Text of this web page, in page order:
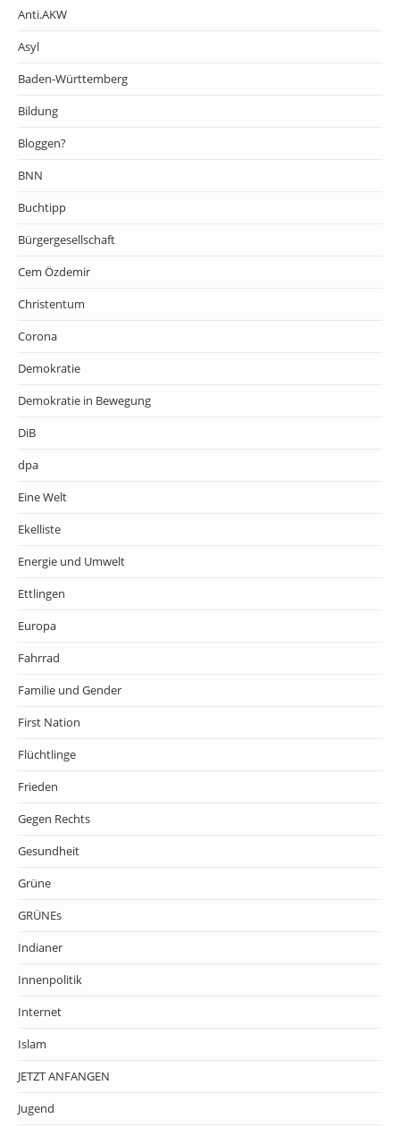
Anti.AKW
Asyl
Baden-Württemberg
Bildung
Bloggen?
BNN
Buchtipp
Bürgergesellschaft
Cem Özdemir
Christentum
Corona
Demokratie
Demokratie in Bewegung
DiB
dpa
Eine Welt
Ekelliste
Energie und Umwelt
Ettlingen
Europa
Fahrrad
Familie und Gender
First Nation
Flüchtlinge
Frieden
Gegen Rechts
Gesundheit
Grüne
GRÜNEs
Indianer
Innenpolitik
Internet
Islam
JETZT ANFANGEN
Jugend